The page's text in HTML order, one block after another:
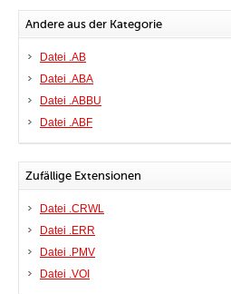
Andere aus der Kategorie
Datei .AB
Datei .ABA
Datei .ABBU
Datei .ABF
Zufällige Extensionen
Datei .CRWL
Datei .ERR
Datei .PMV
Datei .VOI